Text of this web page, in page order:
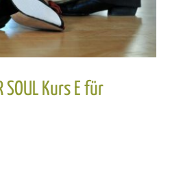
SOUL Kurs E für